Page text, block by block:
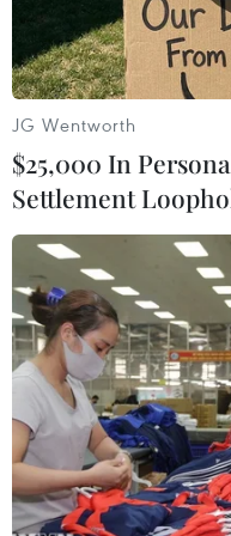
bộ diện tích
hạ đang ở cấp dự
Cây rừngbị khô
Mặc dù vào những
hiện một số cơn
mưa ít và không
rừng tràm bị khô
thiết.
Nắng nóng gay
nước, gây khókhăn
chữa cháy rừng
JG Wentworth
$25,000 In
Settlement